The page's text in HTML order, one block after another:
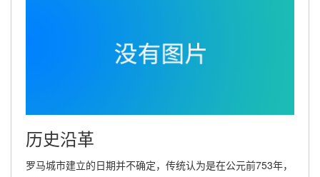
历史沿革
罗马城市建立的日期并不确定，传统认为是在公元前753年，